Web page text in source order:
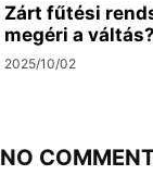
Zárt fűtési
megéri a váltás?
2025/10/02
NO